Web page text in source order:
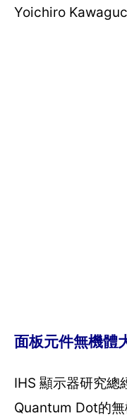
Yoichiro
面板元件無機體
IHS 顯示器研究總
Quantum Dot的無